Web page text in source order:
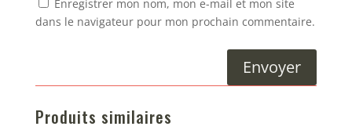
Enregistrer mon nom, mon e-mail et mon site
dans le navigateur pour mon prochain commentaire.
Envoyer
Produits similaires